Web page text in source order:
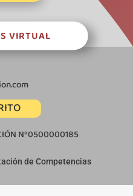
VIRTUAL
Nº0500000185
de Competencias